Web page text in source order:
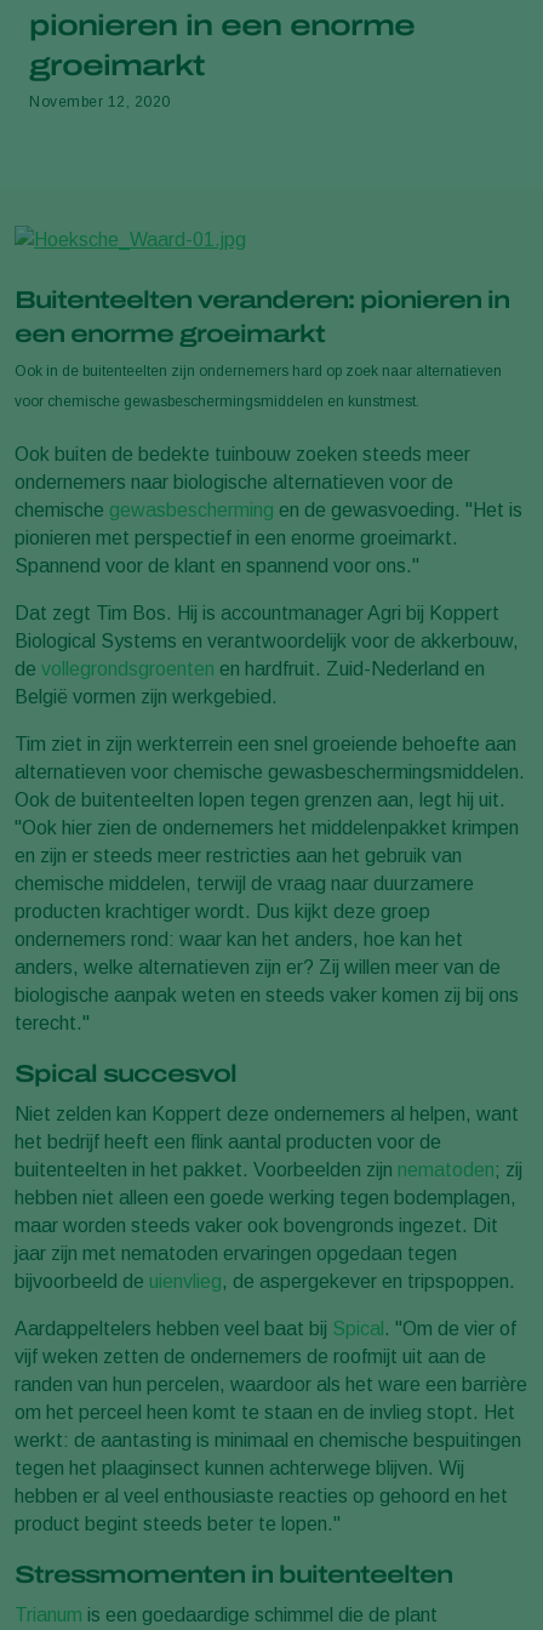
pionieren in een enorme
groeimarkt
November 12, 2020
Buitenteelten veranderen: pionieren in
een enorme groeimarkt
Ook in de buitenteelten zijn ondernemers hard op zoek naar alternatieven
voor chemische gewasbeschermingsmiddelen en kunstmest.
Ook buiten de bedekte tuinbouw zoeken steeds meer
ondernemers naar biologische alternatieven voor de
chemische gewasbescherming en de gewasvoeding. "Het is
pionieren met perspectief in een enorme groeimarkt.
Spannend voor de klant en spannend voor ons."
Dat zegt Tim Bos. Hij is accountmanager Agri bij Koppert
Biological Systems en verantwoordelijk voor de akkerbouw,
de vollegrondsgroenten en hardfruit. Zuid-Nederland en
België vormen zijn werkgebied.
Tim ziet in zijn werkterrein een snel groeiende behoefte aan
alternatieven voor chemische gewasbeschermingsmiddelen.
Ook de buitenteelten lopen tegen grenzen aan, legt hij uit.
"Ook hier zien de ondernemers het middelenpakket krimpen
en zijn er steeds meer restricties aan het gebruik van
chemische middelen, terwijl de vraag naar duurzamere
producten krachtiger wordt. Dus kijkt deze groep
ondernemers rond: waar kan het anders, hoe kan het
anders, welke alternatieven zijn er? Zij willen meer van de
biologische aanpak weten en steeds vaker komen zij bij ons
terecht."
Spical succesvol
Niet zelden kan Koppert deze ondernemers al helpen, want
het bedrijf heeft een flink aantal producten voor de
buitenteelten in het pakket. Voorbeelden zijn nematoden; zij
hebben niet alleen een goede werking tegen bodemplagen,
maar worden steeds vaker ook bovengronds ingezet. Dit
jaar zijn met nematoden ervaringen opgedaan tegen
bijvoorbeeld de uienvlieg, de aspergekever en tripspoppen.
Aardappeltelers hebben veel baat bij Spical . "Om de vier of
vijf weken zetten de ondernemers de roofmijt uit aan de
randen van hun percelen, waardoor als het ware een barrière
om het perceel heen komt te staan en de invlieg stopt. Het
werkt: de aantasting is minimaal en chemische bespuitingen
tegen het plaaginsect kunnen achterwege blijven. Wij
hebben er al veel enthousiaste reacties op gehoord en het
product begint steeds beter te lopen."
Stressmomenten in buitenteelten
Trianum is een goedaardige schimmel die de plant